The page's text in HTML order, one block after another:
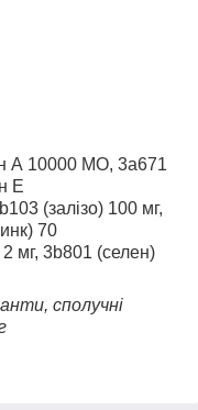
А 10000 МО, 3a671
Е
(залізо) 100 мг,
70
мг, 3b801 (селен)
сполучні